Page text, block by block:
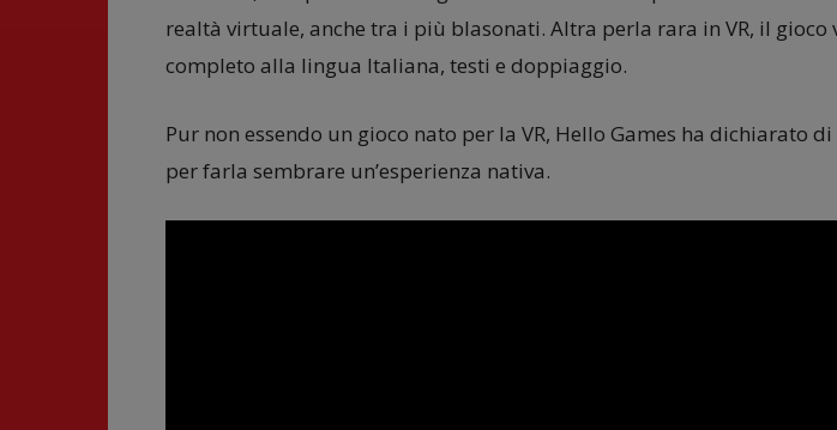
realtà virtuale, anche tra i più blasonati. Altra perla rara in VR, il
completo alla lingua Italiana, testi e doppiaggio.
Pur non essendo un gioco nato per la VR, Hello Games ha dichiarato
per farla sembrare un’esperienza nativa.